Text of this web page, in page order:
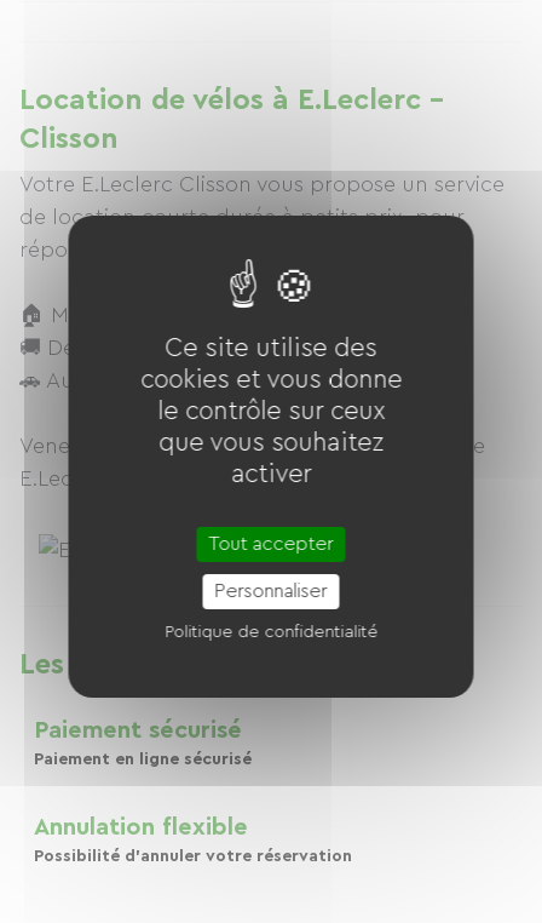
Location de vélos à E.Leclerc -
Clisson
Votre E.Leclerc Clisson vous propose un service
de location courte durée à petits prix, pour
répondre à tous vos besoins 🥳
🏠 Maison
🚚 Déménagement
🚗 Auto
Venez découvrir la location dans votre centre
E.Leclerc 🙂
Les petits plus
Paiement sécurisé
Paiement en ligne sécurisé
Annulation flexible
Possibilité d'annuler votre réservation
Ce site utilise des
cookies et vous donne
le contrôle sur ceux
que vous souhaitez
activer
Tout accepter
Personnaliser
Politique de confidentialité